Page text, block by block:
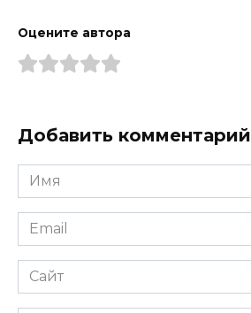
Оцените автора
Добавить комментарий
Имя
*
Email
*
Сайт